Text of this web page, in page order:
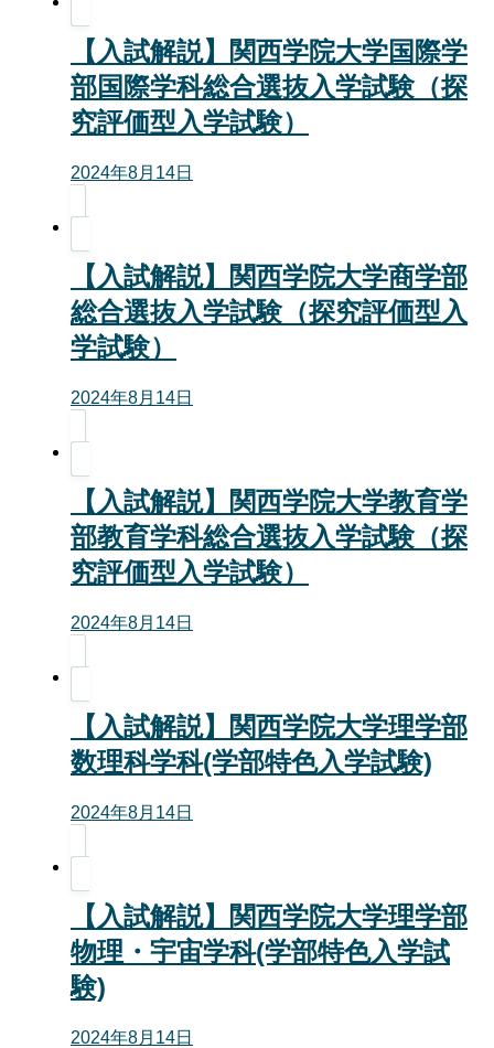
【入試解説】関西学院大学国際学
部国際学科総合選抜入学試験（探
究評価型入学試験）
2024年8月14日
【入試解説】関西学院大学商学部
総合選抜入学試験（探究評価型入
学試験）
2024年8月14日
【入試解説】関西学院大学教育学
部教育学科総合選抜入学試験（探
究評価型入学試験）
2024年8月14日
【入試解説】関西学院大学理学部
数理科学科(学部特色入学試験)
2024年8月14日
【入試解説】関西学院大学理学部
物理・宇宙学科(学部特色入学試
験)
2024年8月14日